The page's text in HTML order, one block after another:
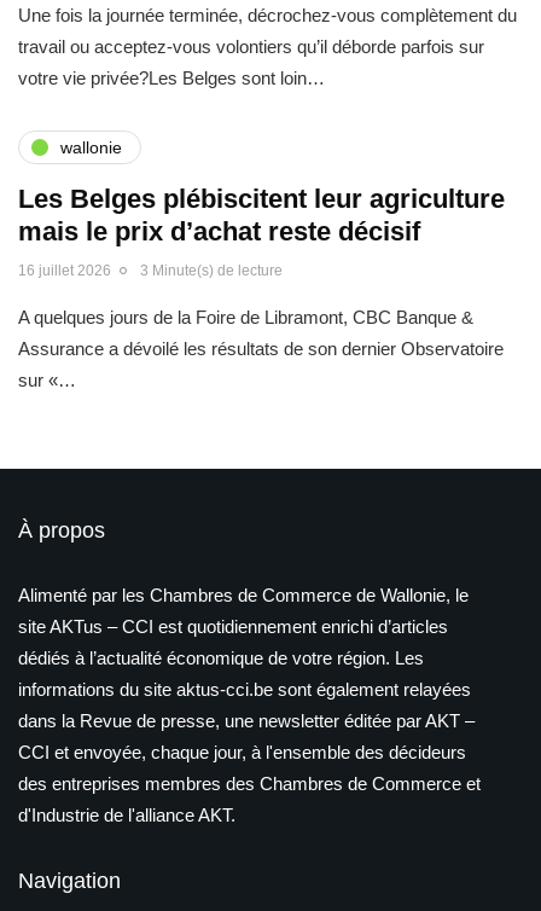
Une fois la journée terminée, décrochez-vous complètement du
travail ou acceptez-vous volontiers qu’il déborde parfois sur
votre vie privée?Les Belges sont loin…
wallonie
Les Belges plébiscitent leur agriculture
mais le prix d’achat reste décisif
16 juillet 2026 3 Minute(s) de lecture
A quelques jours de la Foire de Libramont, CBC Banque &
Assurance a dévoilé les résultats de son dernier Observatoire
sur «…
À propos
Alimenté par les Chambres de Commerce de Wallonie, le
site AKTus – CCI est quotidiennement enrichi d’articles
dédiés à l’actualité économique de votre région. Les
informations du site aktus-cci.be sont également relayées
dans la Revue de presse, une newsletter éditée par AKT –
CCI et envoyée, chaque jour, à l'ensemble des décideurs
des entreprises membres des Chambres de Commerce et
d'Industrie de l'alliance AKT.
Navigation